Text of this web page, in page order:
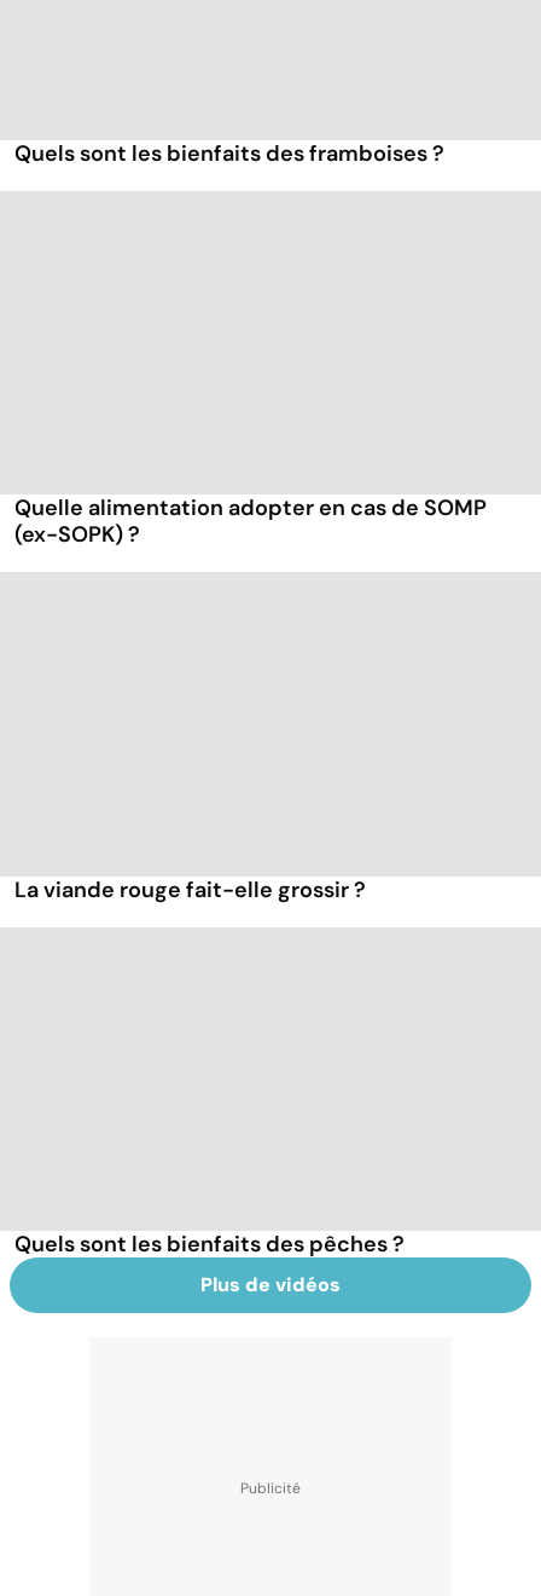
Quels sont les bienfaits des framboises ?
Quelle alimentation adopter en cas de SOMP
(ex-SOPK) ?
La viande rouge fait-elle grossir ?
Quels sont les bienfaits des pêches ?
Plus de vidéos